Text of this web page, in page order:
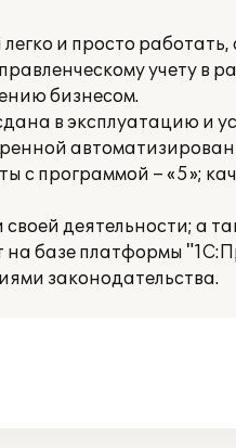
и просто
учету в
бизнесом.
в эксплуатацию и
с программой – «5»;
деятельности; а
на базе платформы
законодательства.